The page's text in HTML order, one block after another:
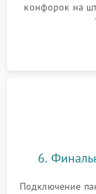
конфорок на
6.
Подключение